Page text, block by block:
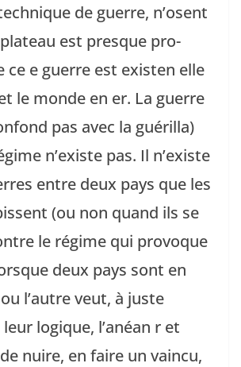
de guerre, n’osent
est presque pro-
ce e guerre est existen elle
le monde en er. La guerre
pas avec la guérilla)
n’existe pas. Il n’existe
entre deux pays que les
(ou non quand ils se
le régime qui provoque
deux pays sont en
l’autre veut, à juste
logique, l’anéan r et
nuire, en faire un vaincu,